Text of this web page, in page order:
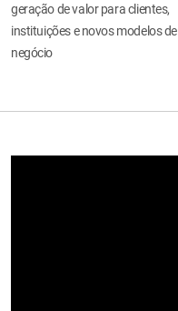
geração de valor para clientes,
instituições e novos modelos de
negócio